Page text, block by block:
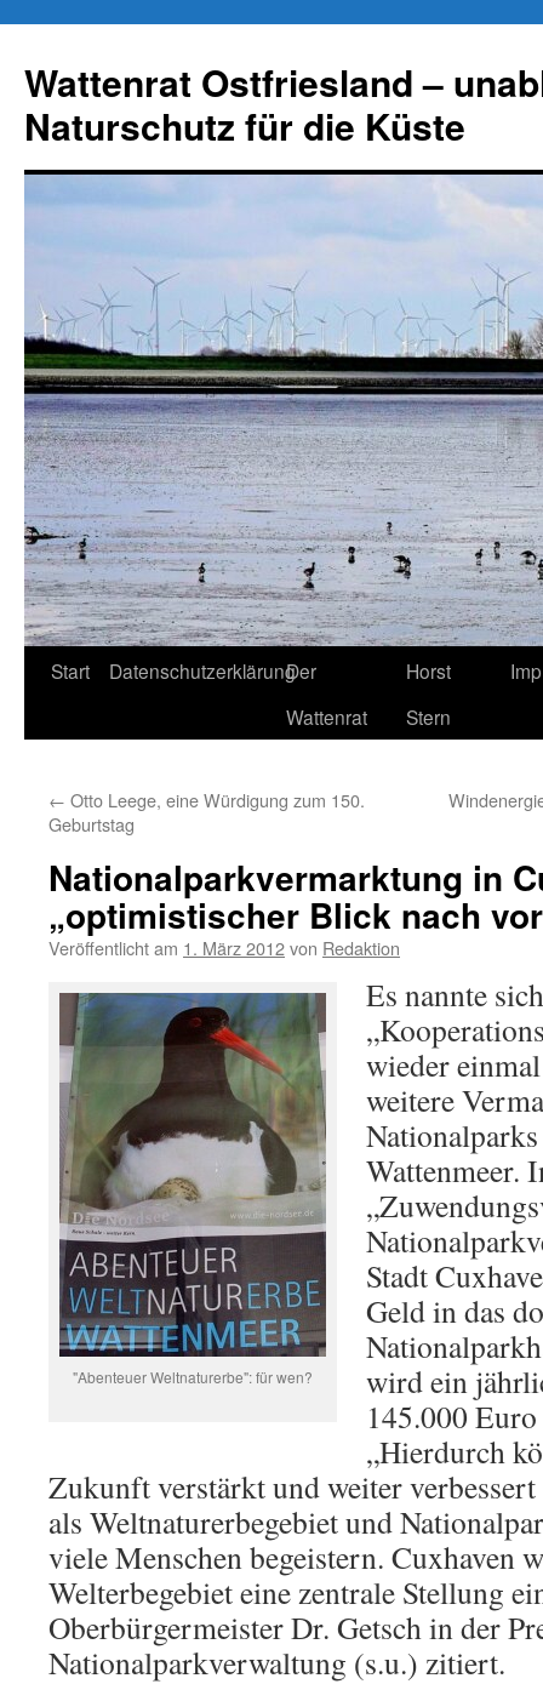
springen
Wattenrat Ostfriesland –
Naturschutz für die Küste
Start DatenschutzerklärungDer
Wattenrat
Horst
Stern
← Otto Leege, eine Würdigung zum 150.
Geburtstag
Nationalparkvermarktung in
„optimistischer Blick nach
Veröffentlicht am 1. März 2012von Redaktion
"Abenteuer Weltnaturerbe": für wen?
Es nannte sich
wieder
weitere
Wattenmeer.
Stadt
Geld in das
wird ein
145.000
„Hierdurch
Zukunft verstärkt und weiter verbessert
als Weltnaturerbegebiet und
viele Menschen begeistern. Cuxhaven
Welterbegebiet eine zentrale Stellung
Oberbürgermeister Dr. Getsch in der
Nationalparkverwaltung (s.u.) zitiert.